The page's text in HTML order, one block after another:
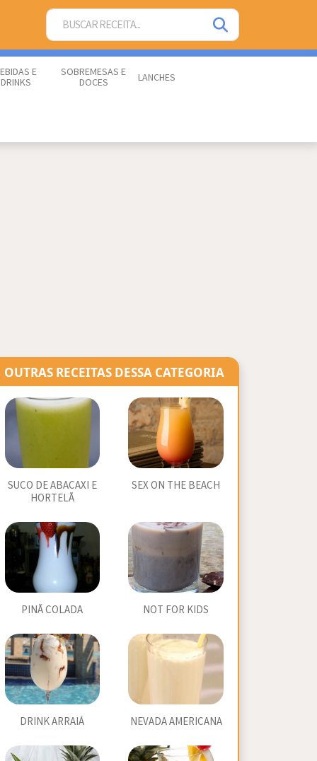
E
DRINKS
SOBREMESAS E
DOCES
LANCHES
OUTRAS RECEITAS DESSA CATEGORIA
SUCO DE ABACAXI E
HORTELÃ
SEX ON THE BEACH
PINÃ COLADA NOT FOR KIDS
DRINK ARRAIÁ NEVADA AMERICANA